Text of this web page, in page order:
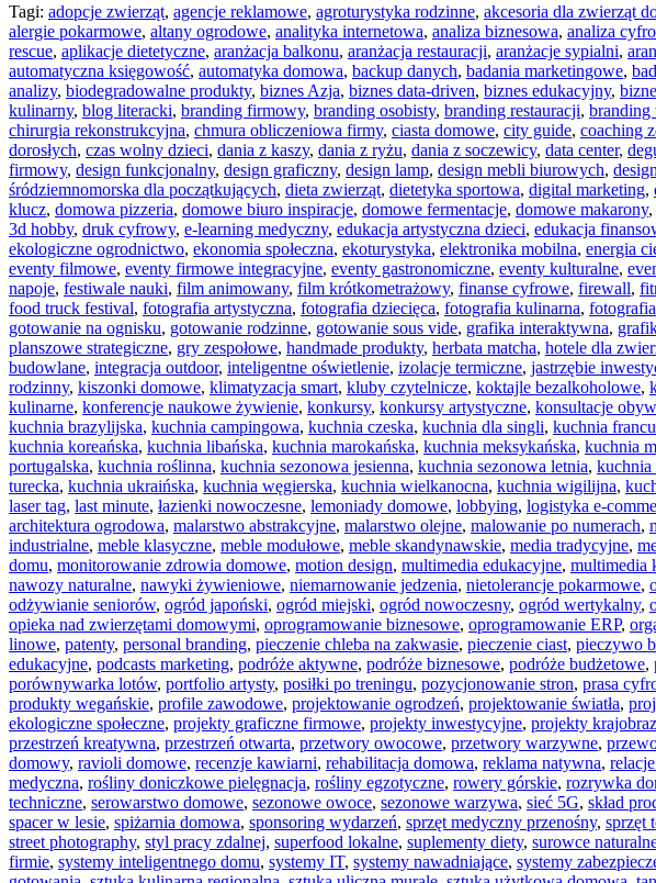
Tagi: adopcje zwierząt, agencje reklamowe, agroturystyka rodzinne, akcesoria dla zwierząt
alergie pokarmowe, altany ogrodowe, analityka internetowa, analiza biznesowa, analiza
rescue, aplikacje dietetyczne, aranżacja balkonu, aranżacja restauracji, aranżacje sypialni,
automatyczna księgowość, automatyka domowa, backup danych, badania marketingowe,
analizy, biodegradowalne produkty, biznes Azja, biznes data-driven, biznes edukacyjny,
kulinarny, blog literacki, branding firmowy, branding osobisty, branding restauracji, branding
chirurgia rekonstrukcyjna, chmura obliczeniowa firmy, ciasta domowe, city guide, coaching
dorosłych, czas wolny dzieci, dania z kaszy, dania z ryżu, dania z soczewicy, data center,
firmowy, design funkcjonalny, design graficzny, design lamp, design mebli biurowych,
śródziemnomorska dla początkujących, dieta zwierząt, dietetyka sportowa, digital marketing,
klucz, domowa pizzeria, domowe biuro inspiracje, domowe fermentacje, domowe makarony,
3d hobby, druk cyfrowy, e-learning medyczny, edukacja artystyczna dzieci, edukacja
ekologiczne ogrodnictwo, ekonomia społeczna, ekoturystyka, elektronika mobilna, energia
eventy filmowe, eventy firmowe integracyjne, eventy gastronomiczne, eventy kulturalne,
napoje, festiwale nauki, film animowany, film krótkometrażowy, finanse cyfrowe, firewall,
food truck festival, fotografia artystyczna, fotografia dziecięca, fotografia kulinarna,
gotowanie na ognisku, gotowanie rodzinne, gotowanie sous vide, grafika interaktywna,
planszowe strategiczne, gry zespołowe, handmade produkty, herbata matcha, hotele dla
budowlane, integracja outdoor, inteligentne oświetlenie, izolacje termiczne, jastrzębie
rodzinny, kiszonki domowe, klimatyzacja smart, kluby czytelnicze, koktajle bezalkoholowe,
kulinarne, konferencje naukowe żywienie, konkursy, konkursy artystyczne, konsultacje
kuchnia brazylijska, kuchnia campingowa, kuchnia czeska, kuchnia dla singli, kuchnia
kuchnia koreańska, kuchnia libańska, kuchnia marokańska, kuchnia meksykańska, kuchnia
portugalska, kuchnia roślinna, kuchnia sezonowa jesienna, kuchnia sezonowa letnia, kuchnia
turecka, kuchnia ukraińska, kuchnia węgierska, kuchnia wielkanocna, kuchnia wigilijna,
laser tag, last minute, łazienki nowoczesne, lemoniady domowe, lobbying, logistyka e-
architektura ogrodowa, malarstwo abstrakcyjne, malarstwo olejne, malowanie po numerach,
industrialne, meble klasyczne, meble modułowe, meble skandynawskie, media tradycyjne,
domu, monitorowanie zdrowia domowe, motion design, multimedia edukacyjne, multimedia
nawozy naturalne, nawyki żywieniowe, niemarnowanie jedzenia, nietolerancje pokarmowe,
odżywianie seniorów, ogród japoński, ogród miejski, ogród nowoczesny, ogród wertykalny,
opieka nad zwierzętami domowymi, oprogramowanie biznesowe, oprogramowanie ERP,
linowe, patenty, personal branding, pieczenie chleba na zakwasie, pieczenie ciast, pieczywo
edukacyjne, podcasts marketing, podróże aktywne, podróże biznesowe, podróże budżetowe,
porównywarka lotów, portfolio artysty, posiłki po treningu, pozycjonowanie stron, prasa
produkty wegańskie, profile zawodowe, projektowanie ogrodzeń, projektowanie światła,
ekologiczne społeczne, projekty graficzne firmowe, projekty inwestycyjne, projekty
przestrzeń kreatywna, przestrzeń otwarta, przetwory owocowe, przetwory warzywne,
domowy, ravioli domowe, recenzje kawiarni, rehabilitacja domowa, reklama natywna,
medyczna, rośliny doniczkowe pielęgnacja, rośliny egzotyczne, rowery górskie, rozrywka
techniczne, serowarstwo domowe, sezonowe owoce, sezonowe warzywa, sieć 5G, skład
spacer w lesie, spiżarnia domowa, sponsoring wydarzeń, sprzęt medyczny przenośny, sprzęt
street photography, styl pracy zdalnej, superfood lokalne, suplementy diety, surowce
firmie, systemy inteligentnego domu, systemy IT, systemy nawadniające, systemy